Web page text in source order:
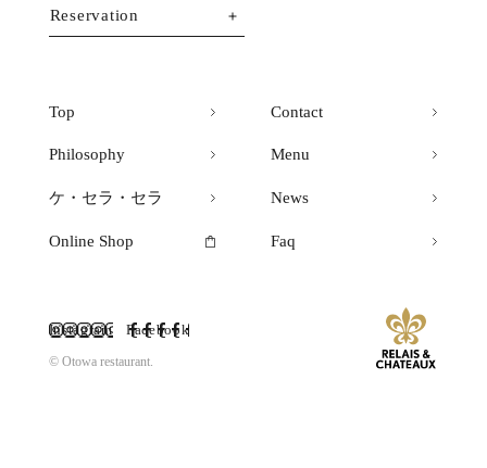
Reservation
Top Contact
Philosophy Menu
ケ・セラ・セラ News
Online Shop Faq
Instagram Facebook
© Otowa restaurant.